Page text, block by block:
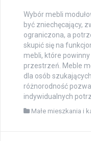
Wybór mebli
być zniechęcający,
ograniczona, a
skupić się na
mebli, które
przestrzeń. Meble
dla osób
różnorodność
indywidualnych
Małe mieszkania i